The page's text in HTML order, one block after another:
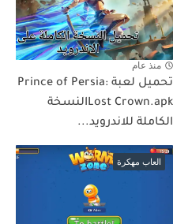
منذ عام
تحميل لعبة Prince of Persia:
Lost Crown.apkالنسخة
الكاملة للاندرويد...
العاب مهكرة